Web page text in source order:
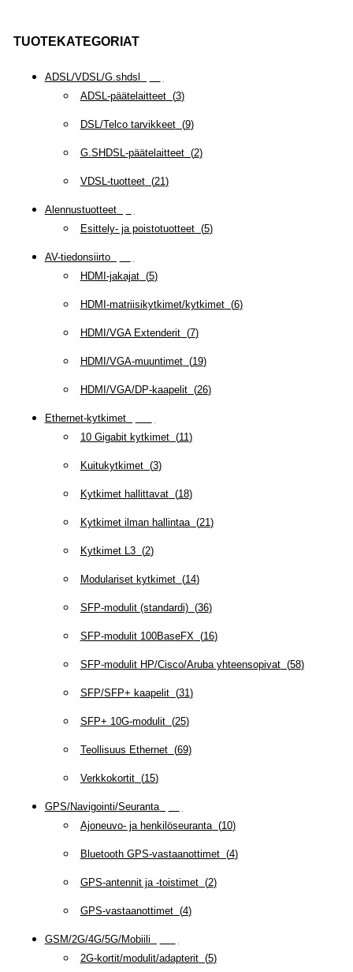
TUOTEKATEGORIAT
ADSL/VDSL/G.shdsl
ADSL-päätelaitteet(3)
DSL/Telco tarvikkeet(9)
G.SHDSL-päätelaitteet(2)
VDSL-tuotteet(21 )
Alennustuotteet(
Esittely- ja poistotuotteet(5)
AV-tiedonsiirto(
HDMI-jakajat(5)
HDMI-matriisikytkimet/kytkimet(6)
HDMI/VGA Extenderit(7)
HDMI/VGA-muuntimet(19)
HDMI/VGA/DP-kaapelit(26)
Ethernet-kytkimet(
10 Gigabit kytkimet(11 )
Kuitukytkimet(3)
Kytkimet hallittavat(18)
Kytkimet ilman hallintaa(21 )
Kytkimet L3(2)
Modulariset kytkimet(14)
SFP-modulit (standardi)(36)
SFP-modulit 100BaseFX (16)
SFP-modulit HP/Cisco/Aruba yhteensopivat(58)
SFP/SFP+ kaapelit(31 )
SFP+ 10G-modulit(25)
Teollisuus Ethernet(69)
Verkkokortit(15)
GPS/Navigointi/Seuranta(
Ajoneuvo- ja henkilöseuranta(10)
Bluetooth GPS-vastaanottimet(4)
GPS-antennit ja -toistimet(2)
GPS-vastaanottimet(4)
GSM/2G/4G/5G/Mobiili
2G-kortit/modulit/adapterit(5)